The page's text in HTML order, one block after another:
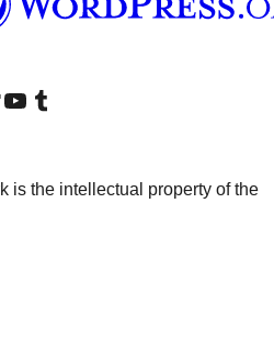
आमच्या यूट्यूब चॅनेलला भेट द्या आमच्या टंबलर खात्याला भेट द्या.
is the intellectual property of the